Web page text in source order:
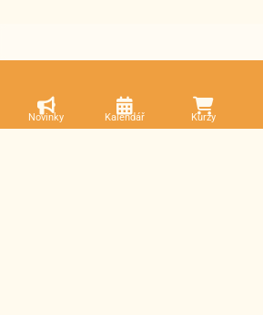
Novinky Kalendář Kurzy